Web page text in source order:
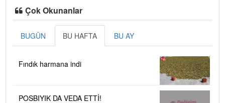
Çok Okunanlar
BUGÜN BU HAFTA BU AY
Fındık harmana indi
POSBIYIK DA VEDA ETTİ!